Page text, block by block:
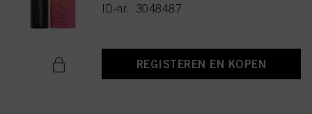
ID-nr. 3048487
REGISTEREN EN KOPEN